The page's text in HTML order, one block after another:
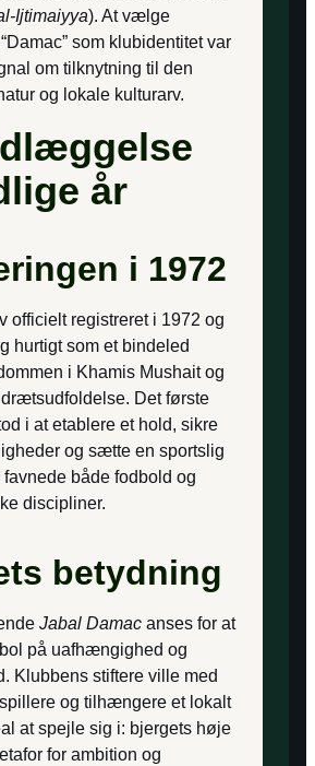
Ijtimaiyya). At vælge
som klubidentitet var
om tilknytning til den
og lokale kulturarv.
år
i 1972
officielt registreret i 1972 og
hurtigt som et bindeled
i Khamis Mushait og
Det første
i at etablere et hold, sikre
og sætte en sportslig
favnede både fodbold og
discipliner.
betydning
Jabal Damac anses for at
på uafhængighed og
Klubbens stiftere ville med
og tilhængere et lokalt
at spejle sig i: bjergets høje
for ambition og